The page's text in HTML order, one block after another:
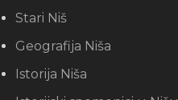
Stari Niš
Geografija Niša
Istorija Niša